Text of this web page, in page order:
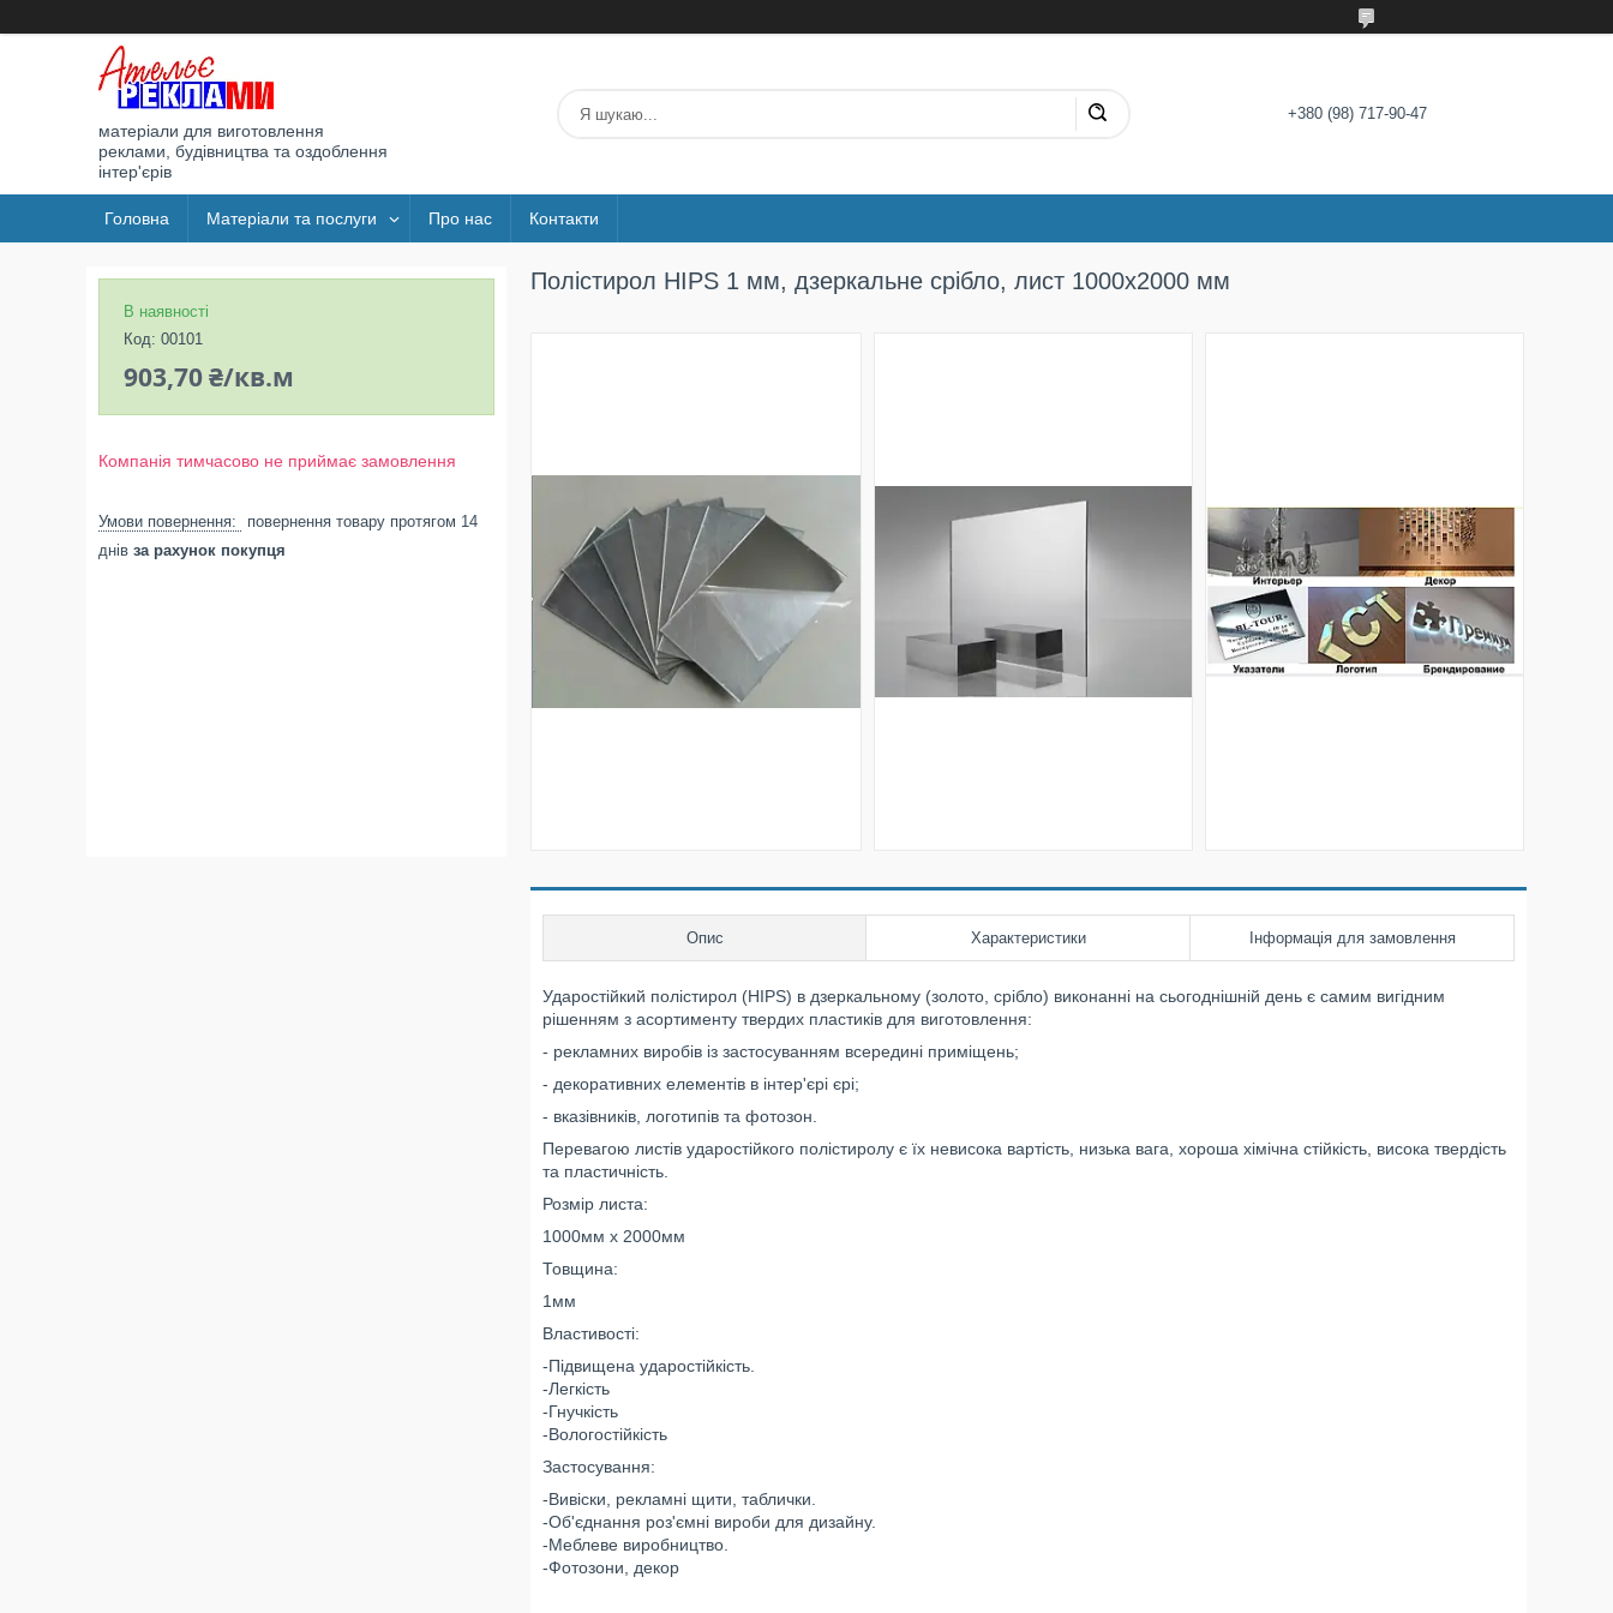
матеріали для виготовлення
реклами, будівництва та оздоблення
інтер'єрів
+380 (98) 717-90-47
Головна Матеріали та послуги Про нас Контакти
Полістирол HIPS 1 мм, дзеркальне срібло, лист 1000х2000 мм
Опис Характеристики Інформація для замовлення
Ударостійкий полістирол (HIPS) в дзеркальному (золото, срібло) виконанні на сьогоднішній день є самим вигідним
рішенням з асортименту твердих пластиків для виготовлення:
- рекламних виробів із застосуванням всередині приміщень;
- декоративних елементів в інтер'єрі єрі;
- вказівників, логотипів та фотозон.
Перевагою листів ударостійкого полістиролу є їх невисока вартість, низька вага, хороша хімічна стійкість, висока твердість
та пластичність.
Розмір листа:
1000мм х 2000мм
Товщина:
1мм
Властивості:
-Підвищена ударостійкість.
-Легкість
-Гнучкість
-Вологостійкість
Застосування:
-Вивіски, рекламні щити, таблички.
-Об'єднання роз'ємні вироби для дизайну.
-Меблеве виробництво.
-Фотозони, декор
В наявності
Код: 00101
903,70 ₴/кв.м
Компанія тимчасово не приймає замовлення
повернення товару протягом 14
днів за рахунок покупця